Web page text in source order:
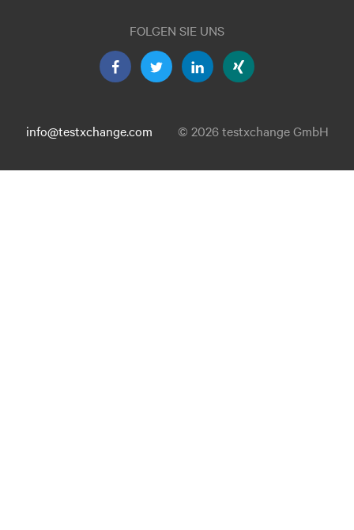
FOLGEN SIE UNS
info@testxchange.com © 2026 testxchange GmbH